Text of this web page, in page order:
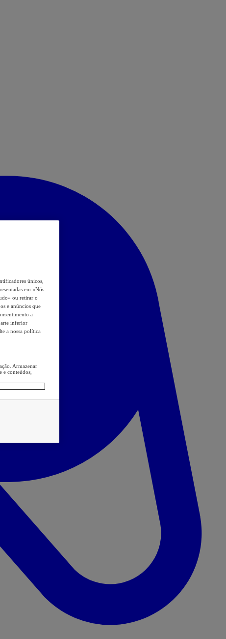
únicos,
em «Nós
ou retirar o
e anúncios que
a
inferior
a nossa política
Armazenar
e conteúdos,